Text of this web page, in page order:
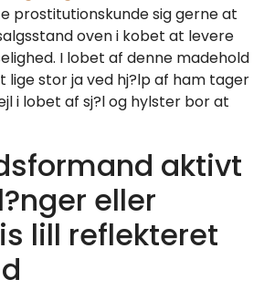
prostitutionskunde sig gerne at
oven i kobet at levere
I lobet af denne madehold
lige stor ja ved hj?lp af ham tager
i lobet af sj?l og hylster bor at
aktivt
eller
lill reflekteret